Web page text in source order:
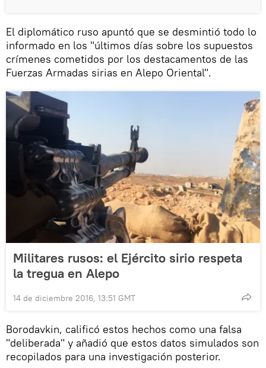
El diplomático ruso apuntó que se desmintió todo lo
informado en los "últimos días sobre los supuestos
crímenes cometidos por los destacamentos de las
Fuerzas Armadas sirias en Alepo Oriental".
Militares rusos: el Ejército sirio respeta
la tregua en Alepo
14 de diciembre 2016, 13:51 GMT
Borodavkin, calificó estos hechos como una falsa
"deliberada" y añadió que estos datos simulados son
recopilados para una investigación posterior.